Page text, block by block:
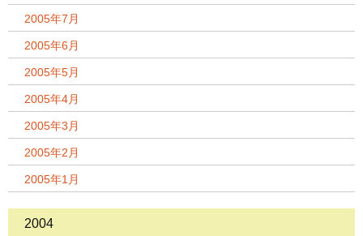
2005年7月
2005年6月
2005年5月
2005年4月
2005年3月
2005年2月
2005年1月
2004